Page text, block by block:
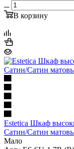
В корзину
Estetica Шкаф
Сатин/Сатин
Мало